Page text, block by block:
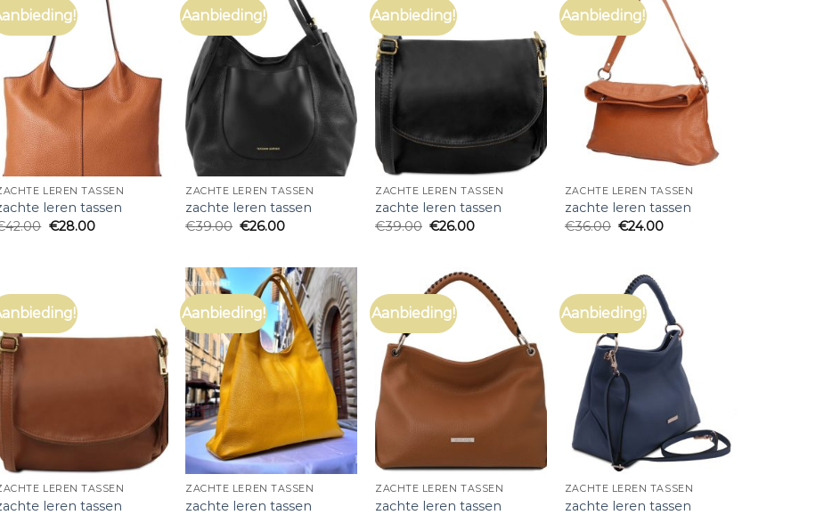
LEREN TASSEN
leren tassen
42.00 €28.00
Aanbieding!
ZACHTE LEREN TASSEN
zachte leren tassen
€39.00 €26.00
Aanbieding!
ZACHTE LEREN TASSEN
zachte leren tassen
€39.00 €26.00
Aanbieding!
ZACHTE LEREN TASSEN
zachte leren tassen
€36.00 €24.00
LEREN TASSEN
leren tassen
Aanbieding!
ZACHTE LEREN TASSEN
zachte leren tassen
Aanbieding!
ZACHTE LEREN TASSEN
zachte leren tassen
Aanbieding!
ZACHTE LEREN TASSEN
zachte leren tassen